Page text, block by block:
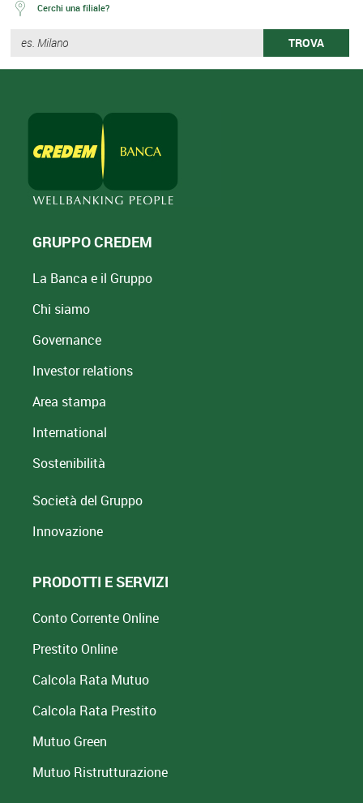
Cerchi una filiale?
TROVA
GRUPPO CREDEM
La Banca e il Gruppo
Chi siamo
Governance
Investor relations
Area stampa
International
Sostenibilità
Società del Gruppo
Innovazione
PRODOTTI E SERVIZI
Conto Corrente Online
Prestito Online
Calcola Rata Mutuo
Calcola Rata Prestito
Mutuo Green
Mutuo Ristrutturazione